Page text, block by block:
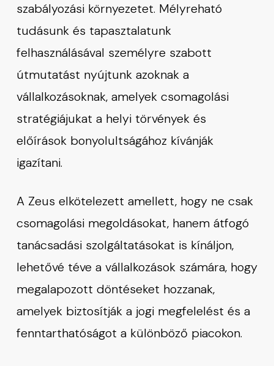
szabályozási környezetet. Mélyreható
tudásunk és tapasztalatunk
felhasználásával személyre szabott
útmutatást nyújtunk azoknak a
vállalkozásoknak, amelyek csomagolási
stratégiájukat a helyi törvények és
előírások bonyolultságához kívánják
igazítani.
A Zeus elkötelezett amellett, hogy ne csak
csomagolási megoldásokat, hanem átfogó
tanácsadási szolgáltatásokat is kínáljon,
lehetővé téve a vállalkozások számára, hogy
megalapozott döntéseket hozzanak,
amelyek biztosítják a jogi megfelelést és a
fenntarthatóságot a különböző piacokon.